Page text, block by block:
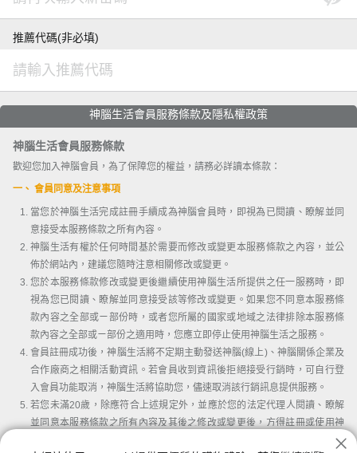
推薦代碼(非必填)
神腦生活會員服務條款及隱私權政策
神腦生活會員服務條款
歡迎您加入神腦會員，為了保障您的權益，請務必詳讀本條款：
一、 會員同意及注意事項
當您於神腦生活完成註冊手續成為神腦會員時，即視為已閱讀、瞭解並同
意接受本服務條款之所有內容。
神腦生活有權於任何時間基於需要而修改或變更本服務條款之內容，並公
佈於網站內，建議您隨時注意相關修改或變更。
您於本服務條款修改或變更後繼續使用神腦生活所提供之任一服務時，即
視為您已閱讀、瞭解並同意接受該等修改或變更。如果您不同意本服務條
款內容之全部或ㄧ部份時，或者您所屬的國家或地域之法律排除本服務條
款內容之全部或ㄧ部份之適用時，您應立即停止使用神腦生活之服務。
會員註冊成功後，神腦生活將不定期主動發送神腦(線上)、神腦關係企業及
合作廠商之相關活動資訊。若會員收到資訊後拒絕接受行銷時，可自行登
入會員功能取消，神腦生活將協助您，儘速取消該行銷訊息提供服務。
若您未滿20歲，除應符合上述規定外，並應於您的法定代理人閱讀、瞭解
並同意本服務條款之所有內容及其後之修改或變更後，方得註冊或使用神
腦生活。當您使用或繼續使用神腦生活所提供之任一服務時，即推定您的